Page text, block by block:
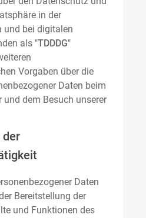
in der
und bei digitalen
als "TDDDG"
Vorgaben über die
Daten beim
und dem Besuch unserer
der
Daten
Bereitstellung der
und Funktionen des